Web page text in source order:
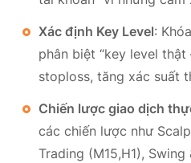
Xác định Key Level:
phân biệt “key level thật
stoploss, tăng xác suất
Chiến lược giao dịch
các chiến lược như
Trading (M15,H1),